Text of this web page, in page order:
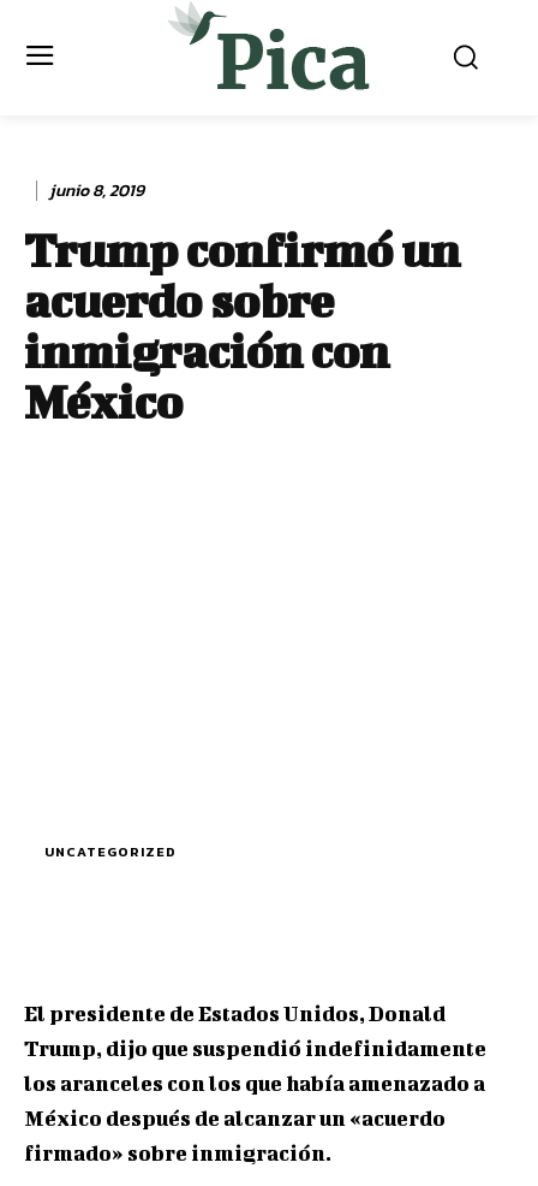
junio 8, 2019
Trump confirmó un
acuerdo sobre
inmigración con
México
UNCATEGORIZED
El presidente de Estados Unidos, Donald
Trump, dijo que suspendió indefinidamente
los aranceles con los que había amenazado a
México después de alcanzar un «acuerdo
firmado» sobre inmigración.